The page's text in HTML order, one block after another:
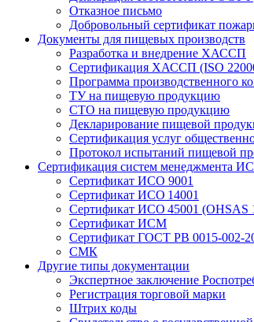
Отказное письмо
Добровольный сертификат
Документы для пищевых производств
Разработка и внедрение ХАССП
Сертификация ХАССП (ISO
Программа производственного
ТУ на пищевую продукцию
СТО на пищевую продукцию
Декларирование пищевой
Сертификация услуг
Протокол испытаний пищевой
Сертификация систем менеджмента
Сертификат ИСО 9001
Сертификат ИСО 14001
Сертификат ИСО 45001 (OHSAS
Сертификат ИСМ
Сертификат ГОСТ РВ 0015-002-
СМК
Другие типы документации
Экспертное заключение
Регистрация торговой марки
Штрих коды